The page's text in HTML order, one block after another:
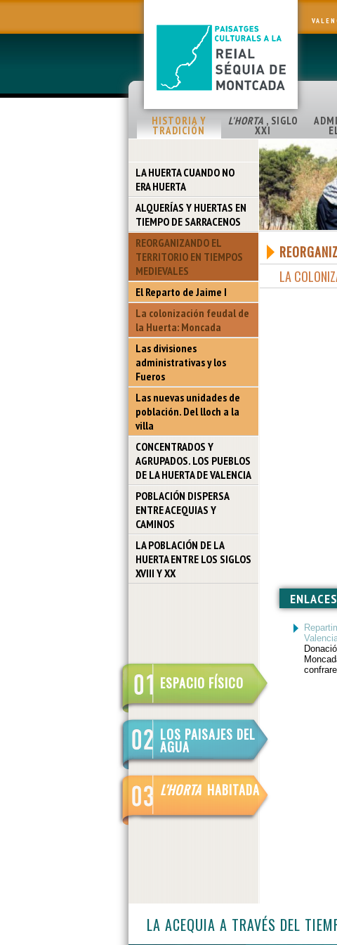
HISTORIA Y
TRADICIÓN
L'HORTA , SIGLO
XXI
LA HUERTA CUANDO NO
ERA HUERTA
ALQUERÍAS Y HUERTAS EN
TIEMPO DE SARRACENOS
REORGANIZANDO EL
TERRITORIO EN TIEMPOS
MEDIEVALES
El Reparto de Jaime I
La colonización feudal de
la Huerta: Moncada
Las divisiones
administrativas y los
Fueros
Las nuevas unidades de
población. Del lloch a la
villa
CONCENTRADOS Y
AGRUPADOS. LOS PUEBLOS
DE LA HUERTA DE VALENCIA
POBLACIÓN DISPERSA
ENTRE ACEQUIAS Y
CAMINOS
LA POBLACIÓN DE LA
HUERTA ENTRE LOS SIGLOS
XVIII Y XX
ESPACIO FÍSICO
LOS PAISAJES DEL
AGUA
L'HORTA HABITADA
LA
LA ACEQUIA A TRAVÉS DEL